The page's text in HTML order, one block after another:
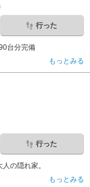
行った
台分完備
もっとみる
行った
の隠れ家。
もっとみる